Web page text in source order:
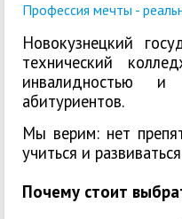
Профессия мечты -
Новокузнецкий
технический
инвалидностью
абитуриентов.
Мы верим: нет
учиться и
Почему стоит